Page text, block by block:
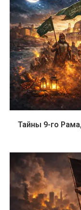
Тайны 9-го